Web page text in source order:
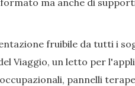
ma anche di
fruibile da tutti i
Viaggio, un letto per
pannelli